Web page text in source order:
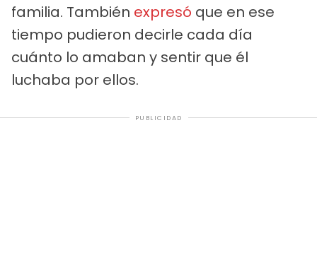
familia. También expresó que en ese
tiempo pudieron decirle cada día
cuánto lo amaban y sentir que él
luchaba por ellos.
PUBLICIDAD